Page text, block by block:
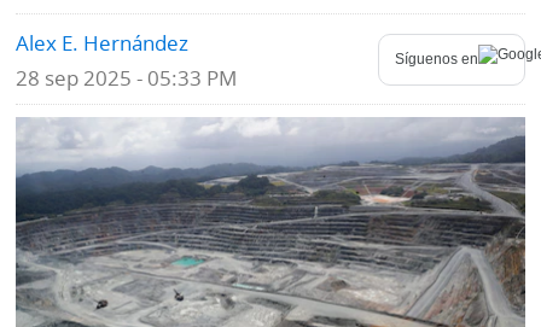
Tecnología
Ponle
la
Firma
Fe
de
erratas
Historias
SERVICIOS
Alex E. Hernández
28 sep 2025 - 05:33 PM
Síguenos en